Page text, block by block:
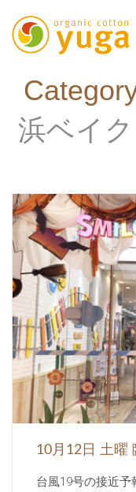
浜ベイ
10月12日 土曜
台風19号の接近